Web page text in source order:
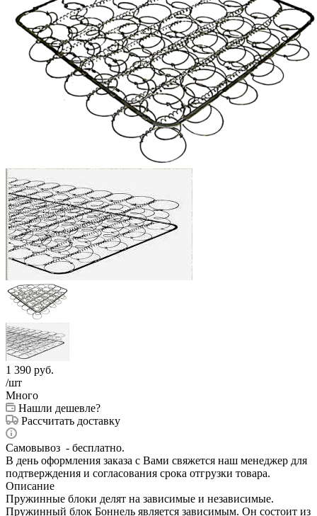
1 390 руб.
/шт
Много
Нашли дешевле?
Рассчитать доставку
Самовывоз - бесплатно.
В день оформления заказа с Вами свяжется наш менеджер для
подтверждения и согласования срока отгрузки товара.
Описание
Пружинные блоки делят на зависимые и независимые.
Пружинный блок Боннель является зависимым. Он состоит из